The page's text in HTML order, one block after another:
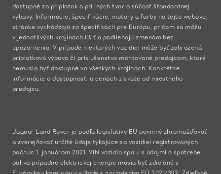
dostupné za príplatok a pri iných tvoria súčasť štandardnej
výbavy. Informácie, špecifikácie, motory a farby na tejto webovej
stránke vychádzajú zo špecifikácií pre Európu, pričom sa môžu
v jednotlivých krajinách líšiť a podliehajú zmenám bez
upozornenia. V prípade niektorých vozidiel môže byť zobrazená
príplatková výbava či príslušenstvo montované predajcom, ktoré
nemusia byť dostupné vo všetkých krajinách. Konkrétne
informácie o dostupnosti a cenách získate od miestneho
predajcu.
Jaguar Land Rover je podľa legislatívy EÚ povinný zhromažďovať
a zverejňovať určité údaje týkajúce sa vozidiel registrovaných
počnúc 1. januárom 2021. VIN vozidla spolu s údajmi o spotrebe
paliva prípadne elektrickej energie musia byť zdieľané s
Európskou komisiou v súlade s nariadením EÚ 2021/392. Zdieľané